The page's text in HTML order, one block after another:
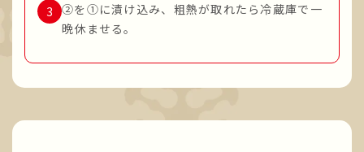
②を①に漬け込み、粗熱が取れたら冷蔵庫で一
晩休ませる。